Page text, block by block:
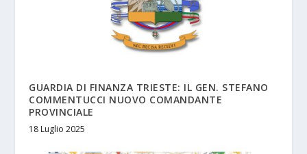
GUARDIA DI FINANZA TRIESTE: IL GEN. STEFANO
COMMENTUCCI NUOVO COMANDANTE
PROVINCIALE
18 Luglio 2025